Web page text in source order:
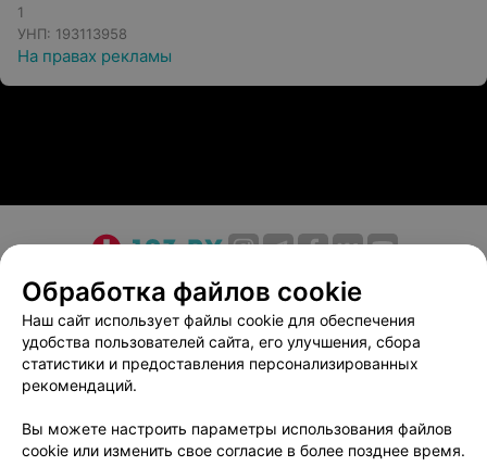
1
УНП: 193113958
На правах рекламы
О проекте Новости проекта
Размещение рекламы
Медицинский маркетинг
Публичный договор
Пользовательское соглашение
Способы оплаты
Вакансии
Партнеры
Написать в поддержку
Обработка файлов cookie
Наш сайт использует файлы cookie для обеспечения
удобства пользователей сайта, его улучшения, сбора
статистики и предоставления персонализированных
рекомендаций.
Вы можете настроить параметры использования файлов
cookie или изменить свое согласие в более позднее время.